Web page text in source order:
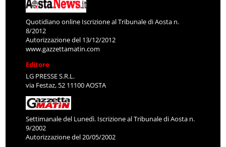
Quotidiano online Iscrizione al Tribunale di Aosta n.
8/2012
Autorizzazione del 13/12/2012
www.gazzettamatin.com
Editore
LG PRESSE S.R.L.
via Festaz, 52 11100 AOSTA
Settimanale del Lunedì. Iscrizione al Tribunale di Aosta n.
9/2002
Autorizzazione del 20/05/2002